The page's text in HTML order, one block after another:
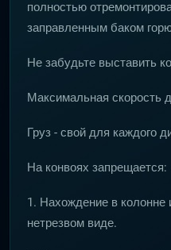
полностью
заправленным баком
Не забудьте выставить
Максимальная скорость
Груз - свой для каждого
На конвоях запрещается:
1. Нахождение в колонне
нетрезвом виде.